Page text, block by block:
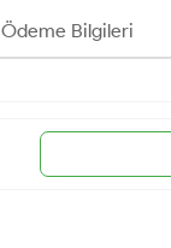
Ödeme Bilgileri